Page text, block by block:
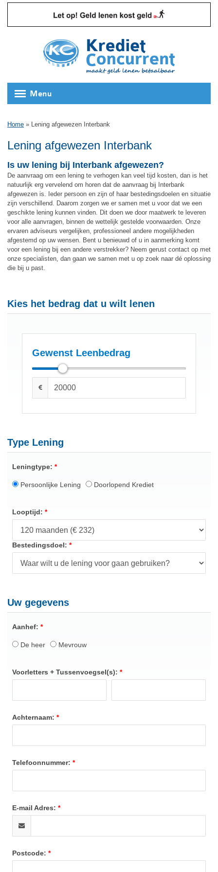
Menu
Home » Lening afgewezen Interbank
Lening afgewezen Interbank
Is uw lening bij Interbank afgewezen?
De aanvraag om een lening te verhogen kan veel tijd kosten, dan is het
natuurlijk erg vervelend om horen dat de aanvraag bij Interbank
afgewezen is. Ieder persoon en zijn of haar bestedingsdoelen en situatie
zijn verschillend. Daarom zorgen we er samen met u voor dat we een
geschikte lening kunnen vinden. Dit doen we door maatwerk te leveren
voor alle aanvragen, binnen de wettelijk gestelde voorwaarden. Onze
ervaren adviseurs vergelijken, professioneel andere mogelijkheden
afgestemd op uw wensen. Bent u benieuwd of u in aanmerking komt
voor een lening bij een andere verstrekker? Neem gerust contact op met
onze specialisten, dan gaan we samen met u op zoek naar dé oplossing
die bij u past.
Kies het bedrag dat u wilt lenen
Gewenst Leenbedrag
Type Lening
Leningtype:
Persoonlijke Lening Doorlopend Krediet
Looptijd:
Bestedingsdoel:
Uw gegevens
Aanhef:
De heer Mevrouw
Voorletters + Tussenvoegsel(s):
Achternaam:
Telefoonnummer:
E-mail Adres:
Postcode: